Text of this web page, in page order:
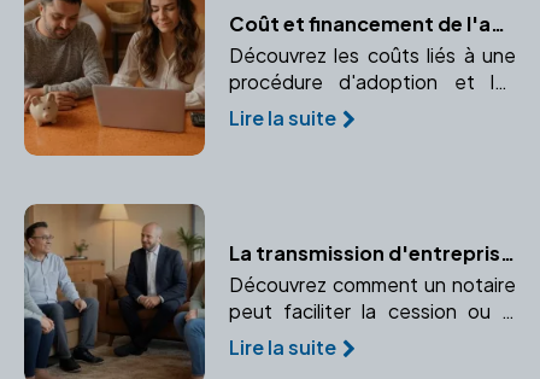
Coût et financement de l'adoption : Prévisions budgétaires et aides financières
Découvrez les coûts liés à une
procédure d'adoption et les
différentes possibilités de
financement. Informez-vous sur
Lire la suite
La transmission d'entreprise : un processus maîtrisé avec un notaire
Découvrez comment un notaire
peut faciliter la cession ou la
transmission de votre
entreprise. Conseils sur les
Lire la suite